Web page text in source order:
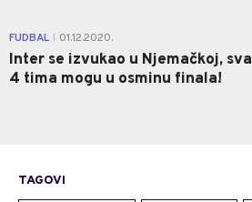
FUDBAL 01.12.2020.
Inter se izvukao u Njemačkoj, sva
4 tima mogu u osminu finala!
TAGOVI